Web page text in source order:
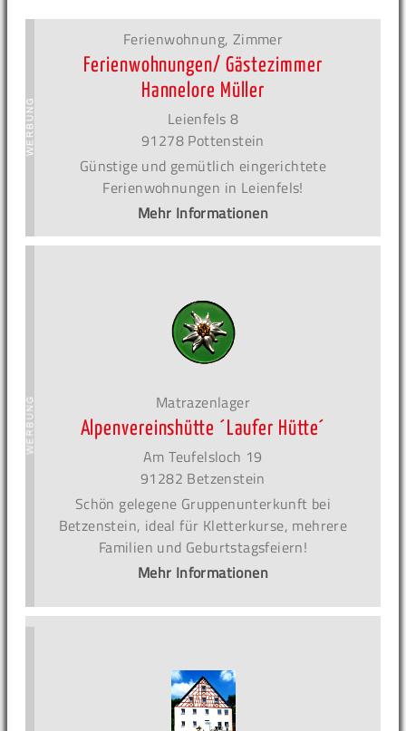
Ferienwohnung, Zimmer
Ferienwohnungen/ Gästezimmer
Hannelore Müller
Leienfels 8
91278 Pottenstein
Günstige und gemütlich eingerichtete
Ferienwohnungen in Leienfels!
Mehr Informationen
Matrazenlager
Alpenvereinshütte ´Laufer Hütte´
Am Teufelsloch 19
91282 Betzenstein
Schön gelegene Gruppenunterkunft bei
Betzenstein, ideal für Kletterkurse, mehrere
Familien und Geburtstagsfeiern!
Mehr Informationen